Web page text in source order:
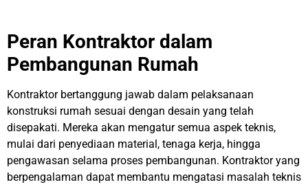
Peran Kontraktor dalam
Pembangunan Rumah
Kontraktor bertanggung jawab dalam pelaksanaan
konstruksi rumah sesuai dengan desain yang telah
disepakati. Mereka akan mengatur semua aspek teknis,
mulai dari penyediaan material, tenaga kerja, hingga
pengawasan selama proses pembangunan. Kontraktor yang
berpengalaman dapat membantu mengatasi masalah teknis